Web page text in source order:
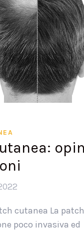
cutanea La
poco invasiva ed